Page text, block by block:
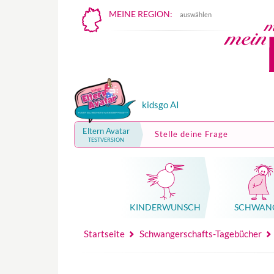
MEINE REGION: auswählen
kidsgo AI
Eltern Avatar
TESTVERSION
Stelle deine Frage
KINDER­WUNSCH
Startseite Schwangerschafts-Tagebücher